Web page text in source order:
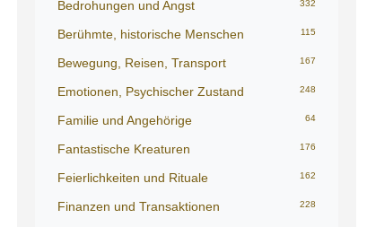
Bedrohungen und Angst 332
Berühmte, historische Menschen 115
Bewegung, Reisen, Transport 167
Emotionen, Psychischer Zustand 248
Familie und Angehörige 64
Fantastische Kreaturen 176
Feierlichkeiten und Rituale 162
Finanzen und Transaktionen 228